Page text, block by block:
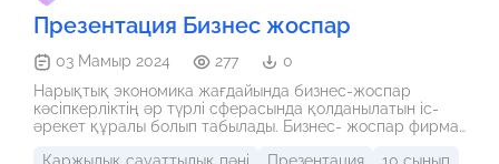
Презентация Бизнес жоспар
03 Мамыр 2024 277
0
Нарықтық экономика жағдайында бизнес-жоспар
кәсіпкерліктің әр түрлі сферасында қолданылатын іс-
әрекет құралы болып табылады. Бизнес- жоспар фирма